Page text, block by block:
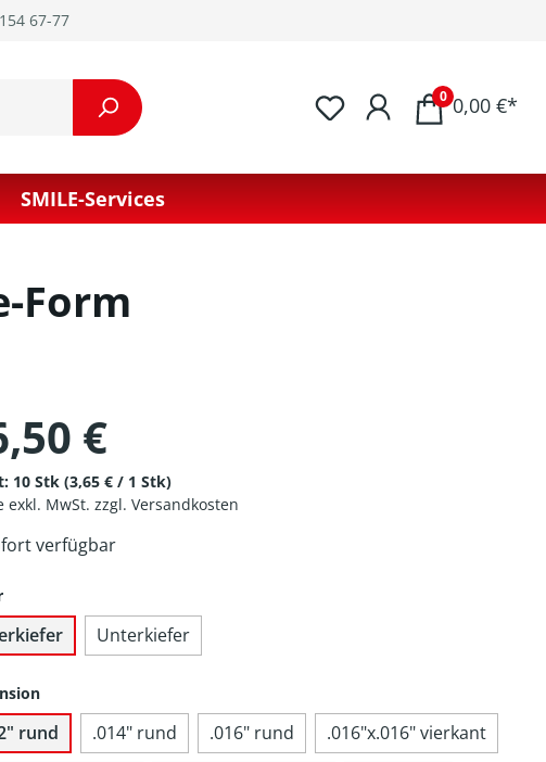
67-77
0 0,00 €*
SMILE-Services
Form
€
10 Stk (3,65 € / 1 Stk)
exkl. MwSt. zzgl. Versandkosten
verfügbar
Unterkiefer
rund .014" rund .016" rund
.016"x.016" vierkant